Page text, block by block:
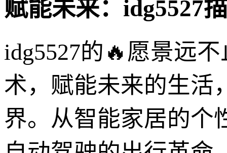
赋能未来：idg5527
idg5527的🔥愿景远
术，赋能未来的生活
界。从智能家居的个